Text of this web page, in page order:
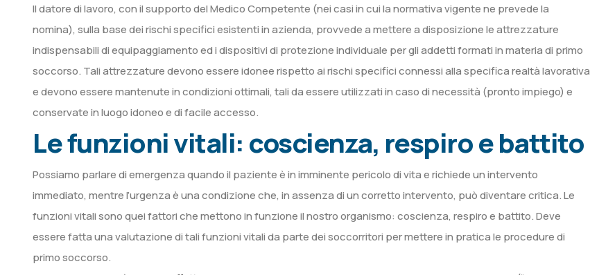
Il datore di lavoro, con il supporto del Medico Competente (nei casi in cui la normativa vigente ne prevede la
nomina), sulla base dei rischi specifici esistenti in azienda, provvede a mettere a disposizione le attrezzature
indispensabili di equipaggiamento ed i dispositivi di protezione individuale per gli addetti formati in materia di primo
soccorso. Tali attrezzature devono essere idonee rispetto ai rischi specifici connessi alla specifica realtà lavorativa
e devono essere mantenute in condizioni ottimali, tali da essere utilizzati in caso di necessità (pronto impiego) e
conservate in luogo idoneo e di facile accesso.
Le funzioni vitali: coscienza, respiro e battito
Possiamo parlare di emergenza quando il paziente è in imminente pericolo di vita e richiede un intervento
immediato, mentre l’urgenza è una condizione che, in assenza di un corretto intervento, può diventare critica. Le
funzioni vitali sono quei fattori che mettono in funzione il nostro organismo: coscienza, respiro e battito. Deve
essere fatta una valutazione di tali funzioni vitali da parte dei soccorritori per mettere in pratica le procedure di
primo soccorso.